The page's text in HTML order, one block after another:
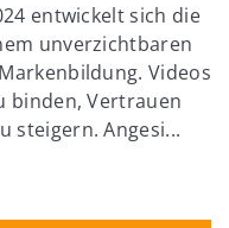
entwickelt sich die
unverzichtbaren
Videos
binden, Vertrauen
steigern. Angesi...